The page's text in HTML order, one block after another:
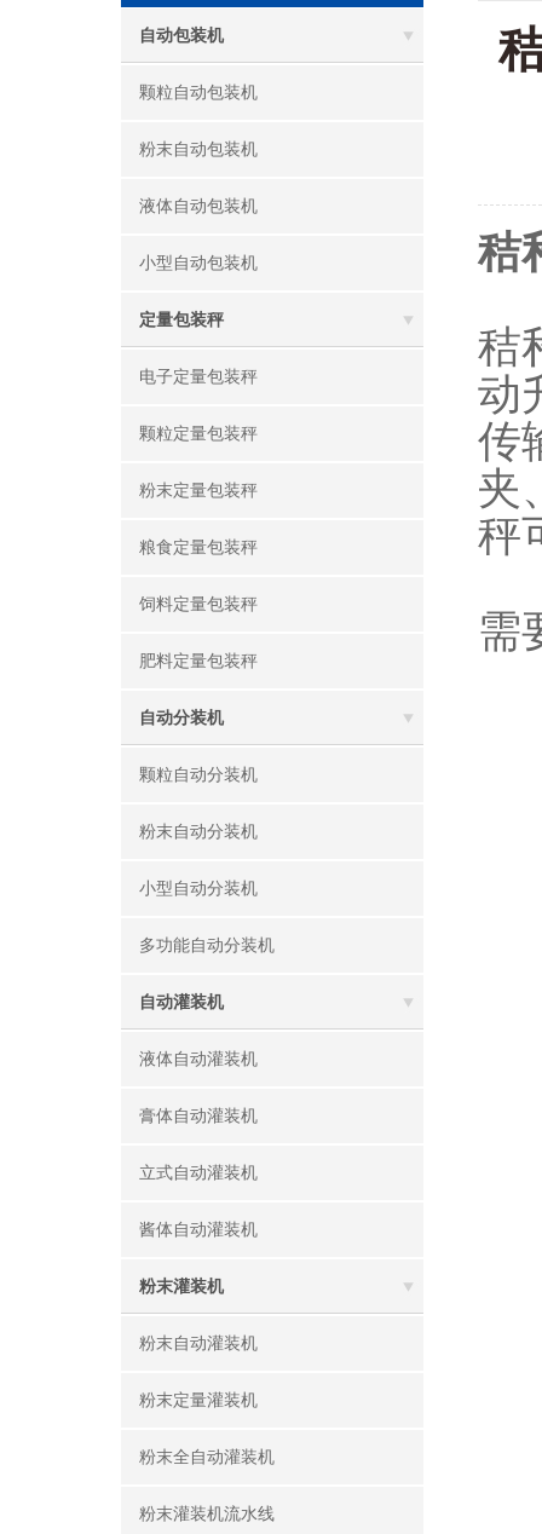
自动包装机
颗粒自动包装机
粉末自动包装机
液体自动包装机
小型自动包装机
定量包装秤
电子定量包装秤
颗粒定量包装秤
粉末定量包装秤
粮食定量包装秤
饲料定量包装秤
肥料定量包装秤
自动分装机
颗粒自动分装机
粉末自动分装机
小型自动分装机
多功能自动分装机
自动灌装机
液体自动灌装机
膏体自动灌装机
立式自动灌装机
酱体自动灌装机
粉末灌装机
粉末自动灌装机
粉末定量灌装机
粉末全自动灌装机
粉末灌装机流水线
秸
秸
动
传
夹
秤
需